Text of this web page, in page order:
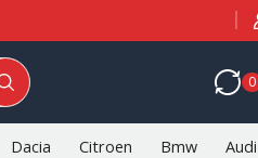
0
Dacia Citroen Bmw Audi